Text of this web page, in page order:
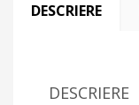
DESCRIERE
DESCRIERE